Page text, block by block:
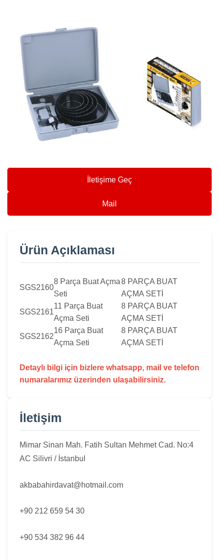
İletişime Geç
Mail
Ürün Açıklaması
SGS2160
8 Parça Buat Açma
Seti
8 PARÇA BUAT
AÇMA SETİ
SGS2161
11 Parça Buat
Açma Seti
8 PARÇA BUAT
AÇMA SETİ
SGS2162
16 Parça Buat
Açma Seti
8 PARÇA BUAT
AÇMA SETİ
Detaylı bilgi için bizlere whatsapp, mail ve telefon
numaralarımız üzerinden ulaşabilirsiniz.
İletişim
Mimar Sinan Mah. Fatih Sultan Mehmet Cad. No:4
AC Silivri / İstanbul
akbabahirdavat@hotmail.com
+90 212 659 54 30
+90 534 382 96 44